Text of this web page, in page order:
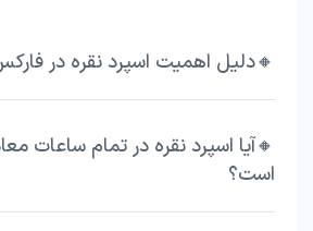
🔸دلیل اهمیت اسپرد نقره در
🔸آیا اسپرد نقره در تمام ساعات
است؟